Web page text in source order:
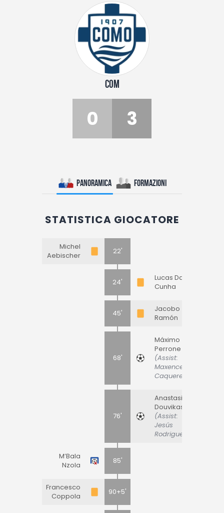
COM
0 3
Panoramica Formazioni
STATISTICA GIOCATORE
Michel
Aebischer
22'
24'
Lucas Da
Cunha
45'
Jacobo
Ramón
68'
Máximo
Perrone
(Assist:
Maxence
Caqueret)
76'
Anastasios
Douvikas
(Assist:
Jesús
Rodriguez)
M’Bala
Nzola
85'
Francesco
Coppola
90+5'